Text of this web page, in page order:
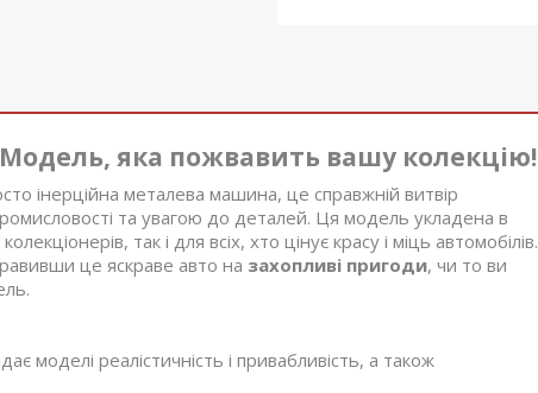
яка пожвавить вашу колекцію!
інерційна металева машина, це справжній витвір
та увагою до деталей. Ця модель укладена в
так і для всіх, хто цінує красу і міць автомобілів.
це яскраве авто на захопливі пригоди, чи то ви
моделі реалістичність і привабливість, а також